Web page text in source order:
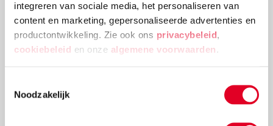
integreren van sociale media, het personaliseren van
content en marketing, gepersonaliseerde advertenties en
productontwikkeling. Zie ook ons privacybeleid,
cookiebeleid en onze algemene voorwaarden .
Noodzakelijk